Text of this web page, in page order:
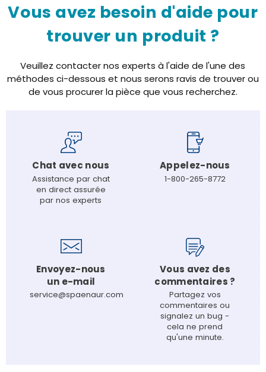
Vous avez besoin d'aide pour
trouver un produit ?
Veuillez contacter nos experts à l'aide de l'une des
méthodes ci-dessous et nous serons ravis de trouver ou
de vous procurer la pièce que vous recherchez.
Chat avec nous
Assistance par chat
en direct assurée
par nos experts
Appelez-nous
1-800-265-8772
Envoyez-nous
un e-mail
service@spaenaur.com
Vous avez des
commentaires ?
Partagez vos
commentaires ou
signalez un bug -
cela ne prend
qu'une minute.